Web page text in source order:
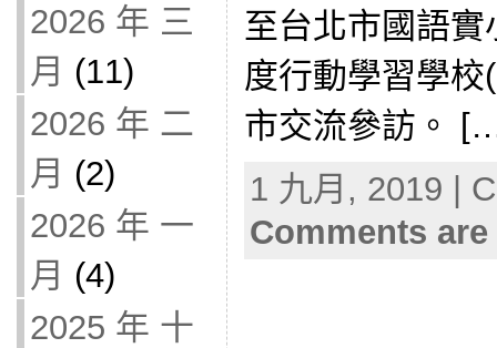
2026 年 三
月 (11)
2026 年 二
月 (2)
2026 年 一
月 (4)
2025 年 十
至台北市國語
度行動學習學
市交流參訪。
1 九月, 2019 |
Comments